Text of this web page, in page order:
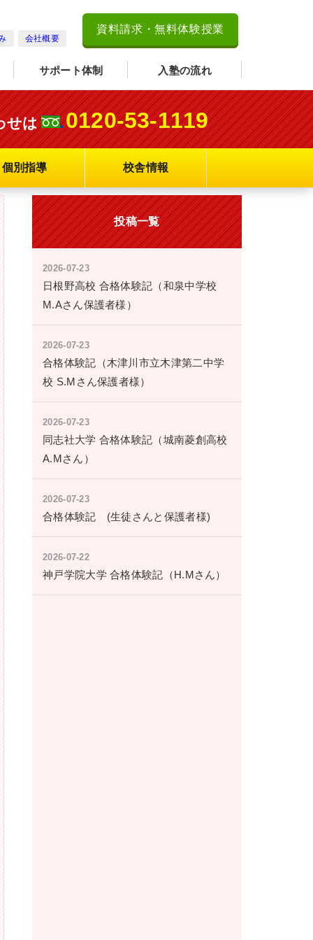
会社概要
資料請求・無料体験授業
サポート体制 入塾の流れ
せは 0120-53-1119
個別指導 校舎情報
投稿一覧
2026-07-23
日根野高校 合格体験記（和泉中学校
M.Aさん保護者様）
2026-07-23
合格体験記（木津川市立木津第二中学
校 S.Mさん保護者様）
2026-07-23
同志社大学 合格体験記（城南菱創高校
A.Mさん）
2026-07-23
合格体験記 (生徒さんと保護者様)
2026-07-22
神戸学院大学 合格体験記（H.Mさん）